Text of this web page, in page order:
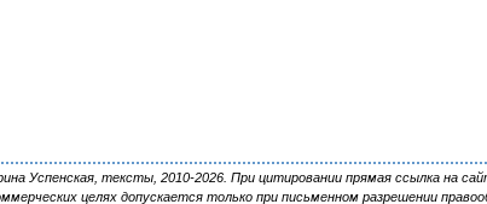
Успенская, тексты, 2010-2026. При цитировании прямая ссылка на
целях допускается только при письменном разрешении